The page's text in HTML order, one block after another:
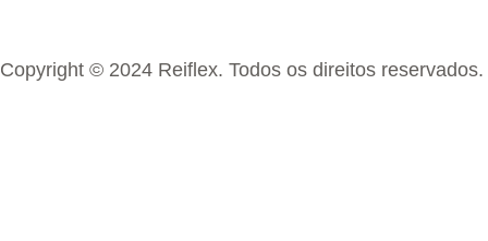
Copyright © 2024 Reiflex. Todos os direitos reservados.